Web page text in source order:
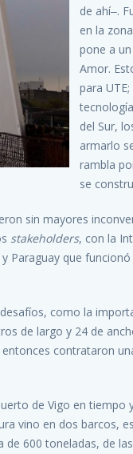
de ahí‒.
en la
pone a
Amor.
para
del Sur,
armarlo
rambla
se
sin mayores
stakeholders, con la
Paraguay que
como la
de largo y 24 de
contrataron
de Vigo en
vino en dos barcos,
600 toneladas, de